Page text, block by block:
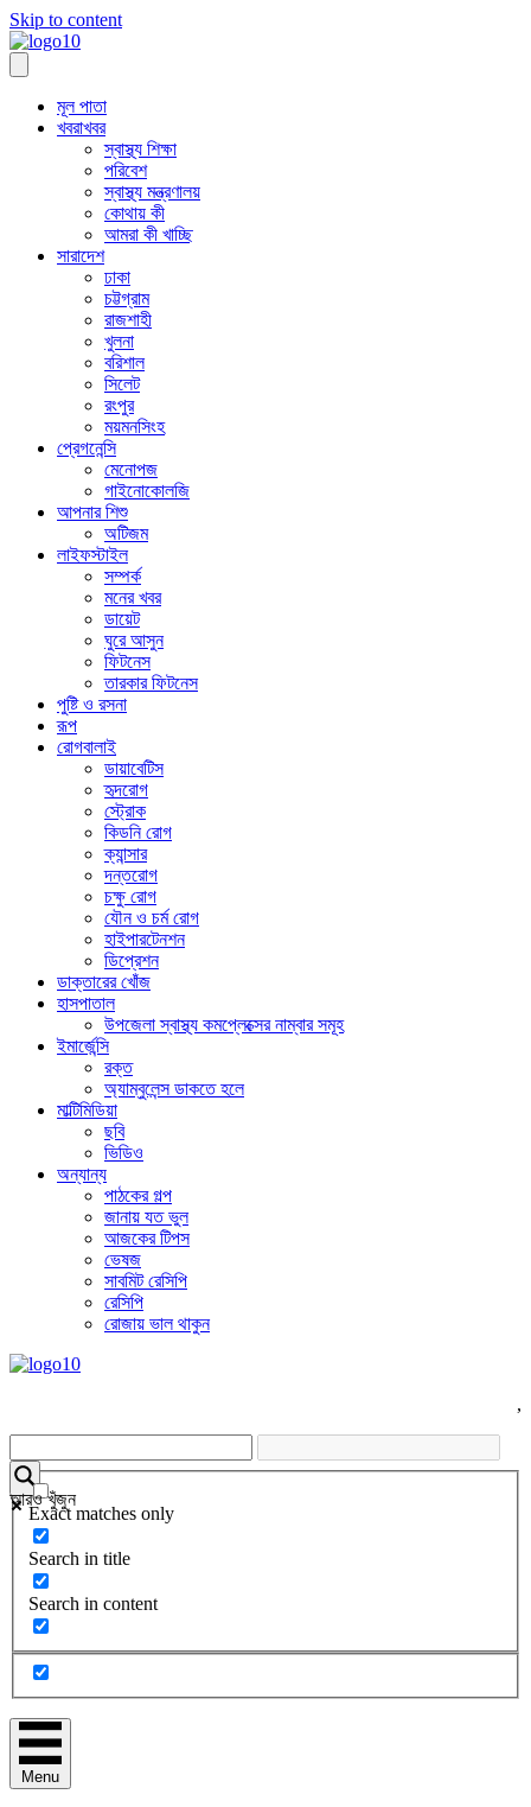
Skip to content
মূল পাতা
খবরাখবর
স্বাস্থ্য শিক্ষা
পরিবেশ
স্বাস্থ্য মন্ত্রণালয়
কোথায় কী
আমরা কী খাচ্ছি
সারাদেশ
ঢাকা
চট্টগ্রাম
রাজশাহী
খুলনা
বরিশাল
সিলেট
রংপুর
ময়মনসিংহ
প্রেগনেন্সি
মেনোপজ
গাইনোকোলজি
আপনার শিশু
অটিজম
লাইফস্টাইল
সম্পর্ক
মনের খবর
ডায়েট
ঘুরে আসুন
ফিটনেস
তারকার ফিটনেস
পুষ্টি ও রসনা
রূপ
রোগবালাই
ডায়াবেটিস
হৃদরোগ
স্ট্রোক
কিডনি রোগ
ক্যান্সার
দন্তরোগ
চক্ষু রোগ
যৌন ও চর্ম রোগ
হাইপারটেনশন
ডিপ্রেশন
ডাক্তারের খোঁজ
হাসপাতাল
উপজেলা স্বাস্থ্য কমপ্লেক্সের নাম্বার সমূহ
ইমার্জেন্সি
রক্ত
অ্যাম্বুলেন্স ডাকতে হলে
মাল্টিমিডিয়া
ছবি
ভিডিও
অন্যান্য
পাঠকের গল্প
জানায় যত ভুল
আজকের টিপস
ভেষজ
সাবমিট রেসিপি
রেসিপি
রোজায় ভাল থাকুন
,
আরও খুঁজুন
Exact matches only
Search in title
Search in content
Menu